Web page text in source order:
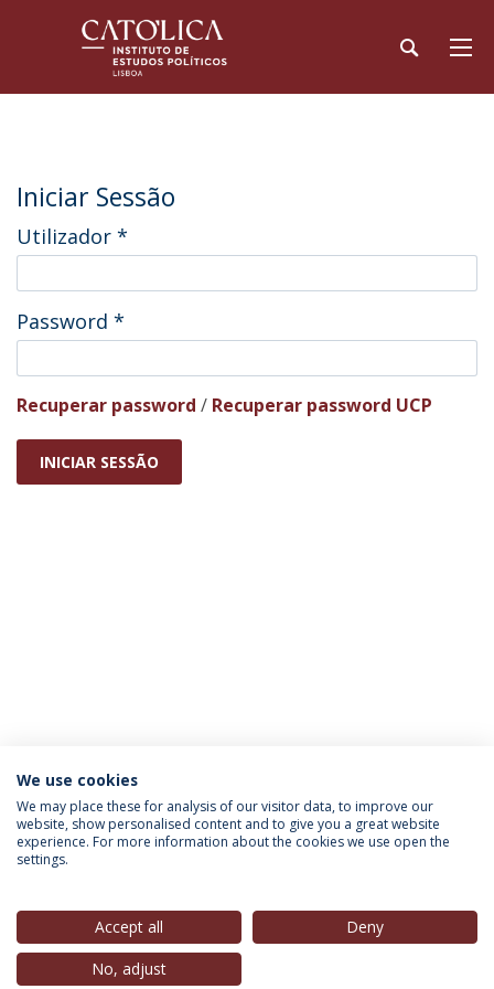
Iniciar Sessão
Utilizador *
Password *
Recuperar password / Recuperar password UCP
INICIAR SESSÃO
INFORMAÇÃO PARA
We use cookies
We may place these for analysis of our visitor data, to improve our
website, show personalised content and to give you a great website
experience. For more information about the cookies we use open the
settings.
Accept all
Deny
No, adjust